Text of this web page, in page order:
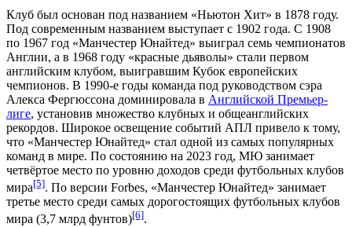
Клуб был основан под названием «Ньютон Хит» в 1878 году.
Под современным названием выступает с 1902 года. С 1908
по 1967 год «Манчестер Юнайтед» выиграл семь чемпионатов
Англии, а в 1968 году «красные дьяволы» стали первом
английским клубом, выигравшим Кубок европейских
чемпионов. В 1990-е годы команда под руководством сэра
Алекса Фергюссона доминировала в Английской Премьер-
лиге, установив множество клубных и общеанглийских
рекордов. Широкое освещение событий АПЛ привело к тому,
что «Манчестер Юнайтед» стал одной из самых популярных
команд в мире. По состоянию на 2023 год, МЮ занимает
четвёртое место по уровню доходов среди футбольных клубов
мира[5]. По версии Forbes, «Манчестер Юнайтед» занимает
третье место среди самых дорогостоящих футбольных клубов
мира (3,7 млрд фунтов)[6].